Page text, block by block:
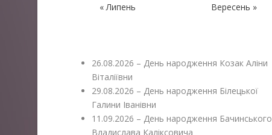
« Липень Вересень »
26.08.2026 – День народження Козак Аліни
Віталіївни
29.08.2026 – День народження Білецької
Галини Іванівни
11.09.2026 – День народження Бачинського
Владислава Каліксовича